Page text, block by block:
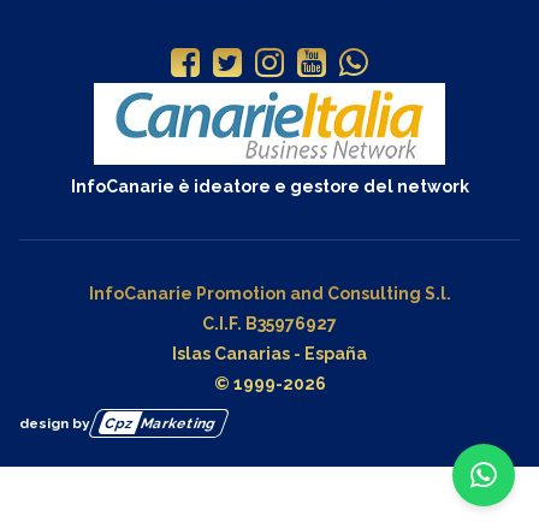
InfoCanarie è ideatore e gestore del network
InfoCanarie Promotion and Consulting S.l.
C.I.F. B35976927
Islas Canarias - España
© 1999-2026
design by CpzMarketing